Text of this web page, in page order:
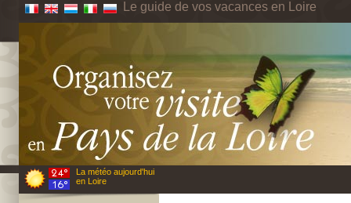
Le guide de vos vacances en Loire
La météo aujourd'hui
en Loire